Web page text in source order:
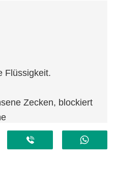
Flüssigkeit.
Zecken, blockiert